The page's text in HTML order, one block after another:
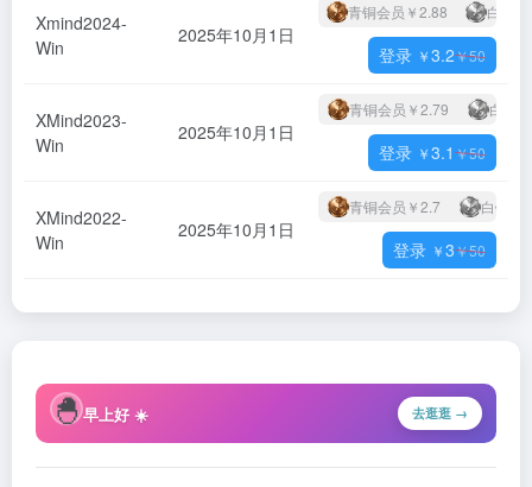
Xmind2024-
Win
2025年10月1日
青铜会员 ￥2.88 白银
登录 ￥3.2￥50
XMind2023-
Win
2025年10月1日
青铜会员 ￥2.79 白银
登录 ￥3.1￥50
XMind2022-
Win
2025年10月1日
青铜会员 ￥2.7 白银会
登录 ￥3￥50
🐣早上好 ☀️ 去逛逛 →